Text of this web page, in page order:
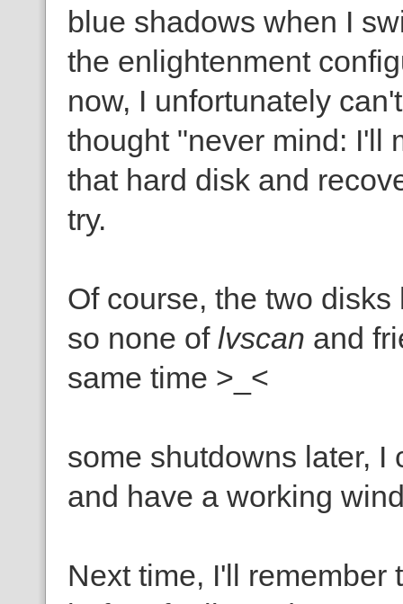
blue shadows when I
the enlightenment
now, I unfortunately
thought "never mind: I'll
that hard disk and
try.
Of course, the two
so none of lvscan and
same time >_<
some shutdowns later, I
and have a working
Next time, I'll remember